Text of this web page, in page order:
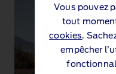
Vous pouvez
tout
cookies.
empêcher